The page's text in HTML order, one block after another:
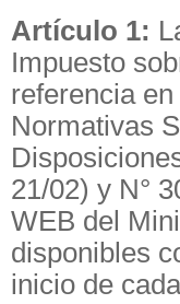
Artículo 1:
Impuesto
referencia
Normativas
21/02) y N°
WEB del
disponibles
inicio de